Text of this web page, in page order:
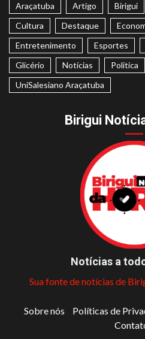
Araçatuba Artigo Birigui
Cultura
Destaque
Entretenimento
Esportes
Glicério
Notícias Politica
UniSalesiano Araçatuba
Birigui
Notícias a
Sua fonte de notícias de
Sobre nós Políticas de